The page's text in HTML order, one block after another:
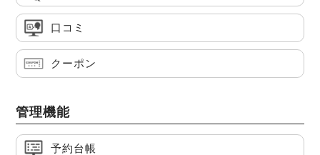
口コミ
クーポン
管理機能
予約台帳